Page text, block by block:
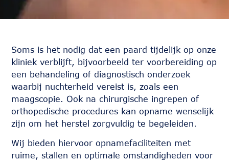
Soms is het nodig dat een paard tijdelijk op onze
kliniek verblijft, bijvoorbeeld ter voorbereiding op
een behandeling of diagnostisch onderzoek
waarbij nuchterheid vereist is, zoals een
maagscopie. Ook na chirurgische ingrepen of
orthopedische procedures kan opname wenselijk
zijn om het herstel zorgvuldig te begeleiden.
Wij bieden hiervoor opnamefaciliteiten met
ruime, stallen en optimale omstandigheden voor